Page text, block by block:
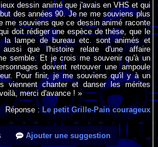
dessin animé que j'avais en VHS et qui
des années 90. Je ne me souviens plus
me souviens que ce dessin animé raconte
doit rédiger une espèce de thèse, que le
la lampe de bureau etc. sont animés et
que l'histoire relate d'une affaire
semble. Et je crois me souvenir qu'à un
doivent retrouver une ampoule
Pour finir, je me souviens qu'il y à un
viennent chanter et danser les mérites
merci d'avance ! »
Réponse :Le petit Grille-Pain courageux
Ajouter une suggestion